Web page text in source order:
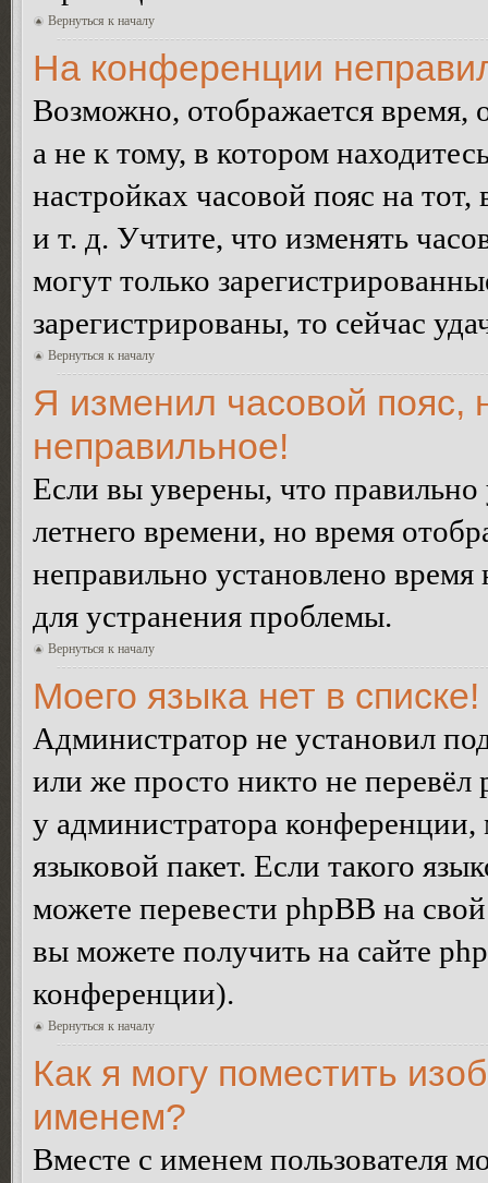
Вернуться к началу
На конференции
Возможно, отображается время,
а не к тому, в котором
настройках часовой пояс на
и т. д. Учтите, что изменять
могут только
зарегистрированы, то сейчас
Вернуться к началу
Я изменил часовой пояс,
неправильное!
Если вы уверены, что правильно
летнего времени, но время
неправильно установлено
для устранения проблемы.
Вернуться к началу
Моего языка нет в списке!
Администратор не установил
или же просто никто не
у администратора
языковой пакет. Если такого
можете перевести phpBB на
вы можете получить на сайте
конференции).
Вернуться к началу
Как я могу поместить
именем?
Вместе с именем пользователя